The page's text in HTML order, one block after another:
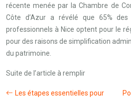
récente menée par la Chambre de
Côte d’Azur a révélé que 65%
professionnels à Nice optent pour le
pour des raisons de simplification
du patrimoine.
Suite de l’article à remplir
Les étapes essentielles pour